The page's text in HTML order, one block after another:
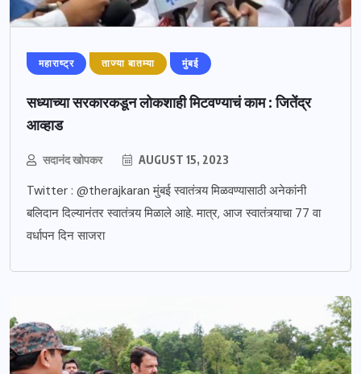
महाराष्ट्र ताज्या बातम्या मुंबई
सध्याच्या सरकारकडून लोकशाही मिटवण्याचं काम : जितेंद्र
आव्हाड
सदानंद खोपकर AUGUST 15, 2023
Twitter : @therajkaran मुंबई स्वातंत्र्य मिळवण्यासाठी अनेकांनी
बलिदान दिल्यानंतर स्वातंत्र्य मिळाले आहे. मात्र, आज स्वातंत्र्याचा 77 वा
वर्धापन दिन साजरा